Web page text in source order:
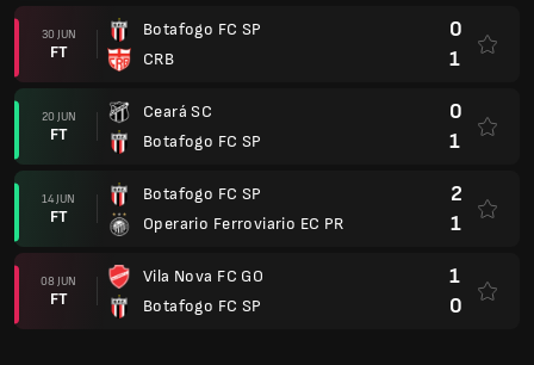
30 JUN
FT
Botafogo FC SP
CRB
0
1
20 JUN
FT
Ceará SC
Botafogo FC SP
0
1
14 JUN
FT
Botafogo FC SP
Operario Ferroviario EC PR
2
1
08 JUN
FT
Vila Nova FC GO
Botafogo FC SP
1
0